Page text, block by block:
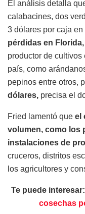
El análisis detalla
calabacines, dos
3 dólares por caja en
pérdidas en Florida,
productor de cultivos
país, como
pepinos entre otros,
dólares, precisa el
Fried lamentó que el
volumen, como los
instalaciones de
cruceros, distritos
los agricultores y
Te puede interesar:
cosechas